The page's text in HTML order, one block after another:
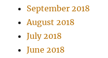
September 2018
August 2018
July 2018
June 2018